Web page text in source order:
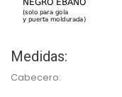
Medidas:
Cabecero: